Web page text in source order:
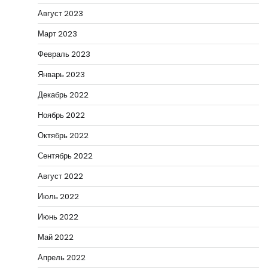
Август 2023
Март 2023
Февраль 2023
Январь 2023
Декабрь 2022
Ноябрь 2022
Октябрь 2022
Сентябрь 2022
Август 2022
Июль 2022
Июнь 2022
Май 2022
Апрель 2022